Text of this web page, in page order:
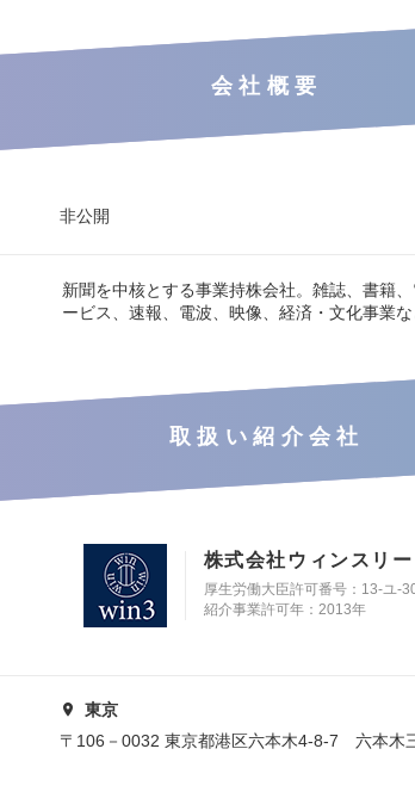
会社概要
非公開
新聞を中核とする事業持株会社。雑誌、書籍
ービス、速報、電波、映像、経済・文化事業
取扱い紹介会社
株式会社ウィンスリー
厚生労働大臣許可番号：13-ユ-
紹介事業許可年：2013年
東京
〒106－0032 東京都港区六本木4-8-7 六本木